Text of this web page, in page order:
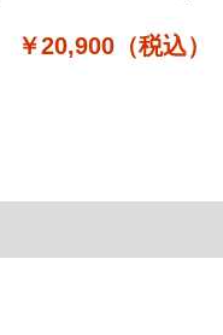
￥20,900（税込）